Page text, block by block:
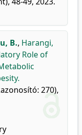
B., Harangi,
Role of
270),